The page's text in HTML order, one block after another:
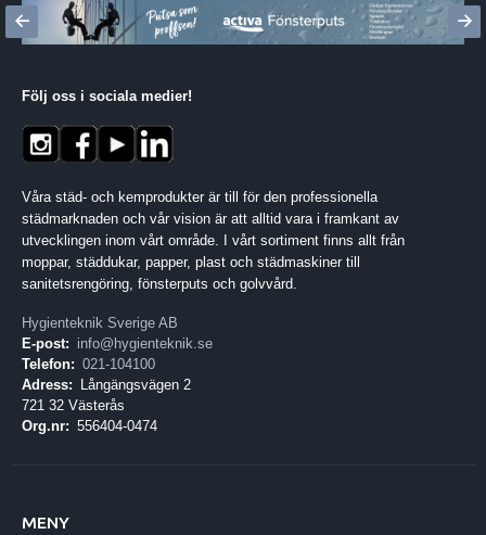
Följ oss i sociala medier!
Våra städ- och kemprodukter är till för den professionella
städmarknaden och vår vision är att alltid vara i framkant av
utvecklingen inom vårt område. I vårt sortiment finns allt från
moppar, städdukar, papper, plast och städmaskiner till
sanitetsrengöring, fönsterputs och golvvård.
Hygienteknik Sverige AB
E-post: info@hygienteknik.se
Telefon: 021-104100
Adress:
Långängsvägen 2
721 32 Västerås
Org.nr: 556404-0474
MENY